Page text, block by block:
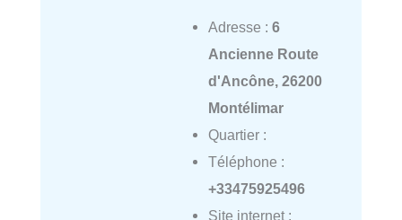
Adresse : 6
Ancienne Route
d'Ancône, 26200
Montélimar
Quartier :
Téléphone :
+33475925496
Site internet :